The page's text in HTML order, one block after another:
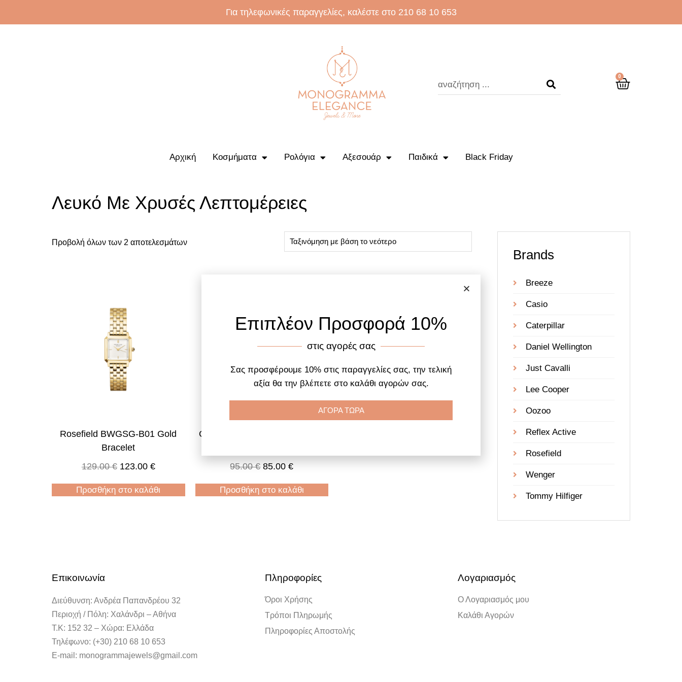
Για τηλεφωνικές παραγγελίες, καλέστε στο 210 68 10 653
0
Αρχική Κοσμήματα Ρολόγια Αξεσουάρ Παιδικά Black Friday
Λευκό Με Χρυσές Λεπτομέρειες
Προβολή όλων των 2 αποτελεσμάτων
Rosefield BWGSG-B01 Gold
Bracelet
129.00€ 123.00 €
Προσθήκη στο καλάθι
Oozoo C10510 Timepieces Xxl
95.00€ 85.00€
Προσθήκη στο καλάθι
Brands
Breeze
Casio
Caterpillar
Daniel Wellington
Just Cavalli
Lee Cooper
Oozoo
Reflex Active
Rosefield
Wenger
Tommy Hilfiger
Επικοινωνία
Διεύθυνση: Ανδρέα Παπανδρέου 32
Περιοχή / Πόλη: Χαλάνδρι – Αθήνα
Τ.Κ: 152 32 – Χώρα: Ελλάδα
Τηλέφωνο: (+30) 210 68 10 653
E-mail: monogrammajewels@gmail.com
Πληροφορίες
Όροι Χρήσης
Τρόποι Πληρωμής
Πληροφορίες Αποστολής
Λογαριασμός
Ο Λογαριασμός μου
Καλάθι Αγορών
Επιπλέον Προσφορά 10%
στις αγορές σας
Σας προσφέρουμε 10% στις παραγγελίες σας, την τελική
αξία θα την βλέπετε στο καλάθι αγορών σας.
ΑΓΟΡΑ ΤΩΡΑ